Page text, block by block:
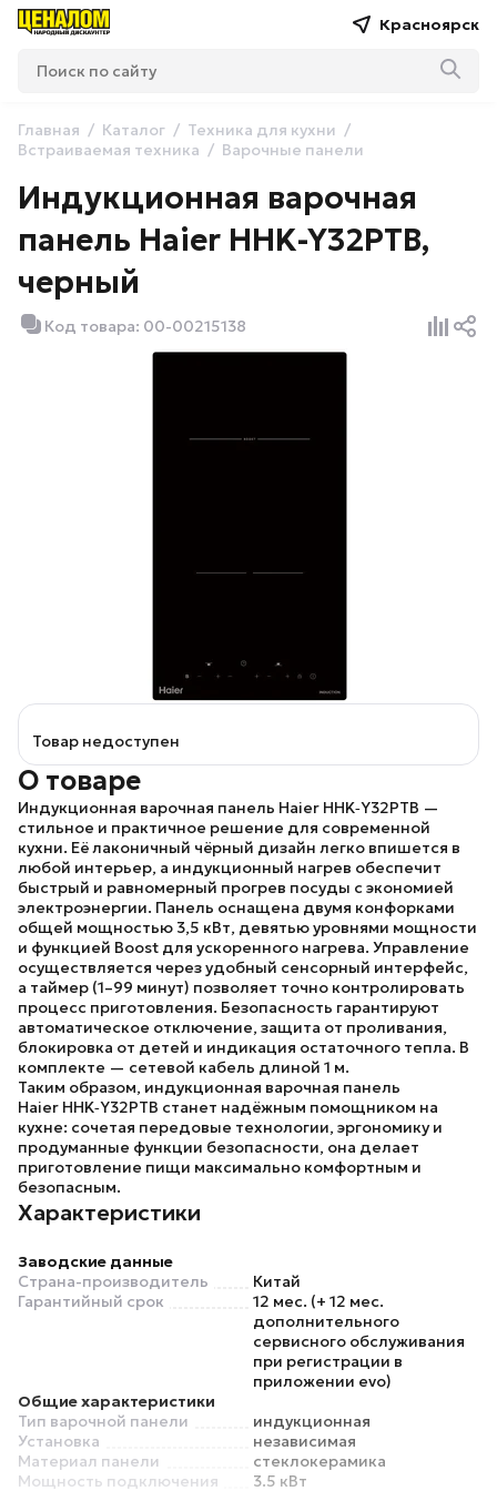
Красноярск
Главная Каталог
Техника для кухни
Встраиваемая техника
Варочные панели
Индукционная варочная
панель Haier HHK-Y32PTB,
черный
Код товара: 00-00215138
Товар недоступен
О товаре
Индукционная варочная панель Haier HHK‑Y32PTB —
стильное и практичное решение для современной
кухни. Её лаконичный чёрный дизайн легко впишется в
любой интерьер, а индукционный нагрев обеспечит
быстрый и равномерный прогрев посуды с экономией
электроэнергии. Панель оснащена двумя конфорками
общей мощностью 3,5 кВт, девятью уровнями мощности
и функцией Boost для ускоренного нагрева. Управление
осуществляется через удобный сенсорный интерфейс,
а таймер (1–99 минут) позволяет точно контролировать
процесс приготовления. Безопасность гарантируют
автоматическое отключение, защита от проливания,
блокировка от детей и индикация остаточного тепла. В
комплекте — сетевой кабель длиной 1 м.
Таким образом, индукционная варочная панель
Haier HHK‑Y32PTB станет надёжным помощником на
кухне: сочетая передовые технологии, эргономику и
продуманные функции безопасности, она делает
приготовление пищи максимально комфортным и
безопасным.
Характеристики
Заводские данные
Страна-производитель
Китай
Гарантийный срок
12 мес. (+ 12 мес.
дополнительного
сервисного обслуживания
при регистрации в
приложении evo)
Общие характеристики
Тип варочной панели
индукционная
Установка
независимая
Материал панели
стеклокерамика
Мощность подключения
3.5 кВт